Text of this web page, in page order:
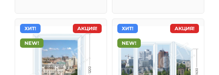
АКЦИЯ!
ХИТ!
NEW!
АКЦИЯ!
ХИТ!
NEW!